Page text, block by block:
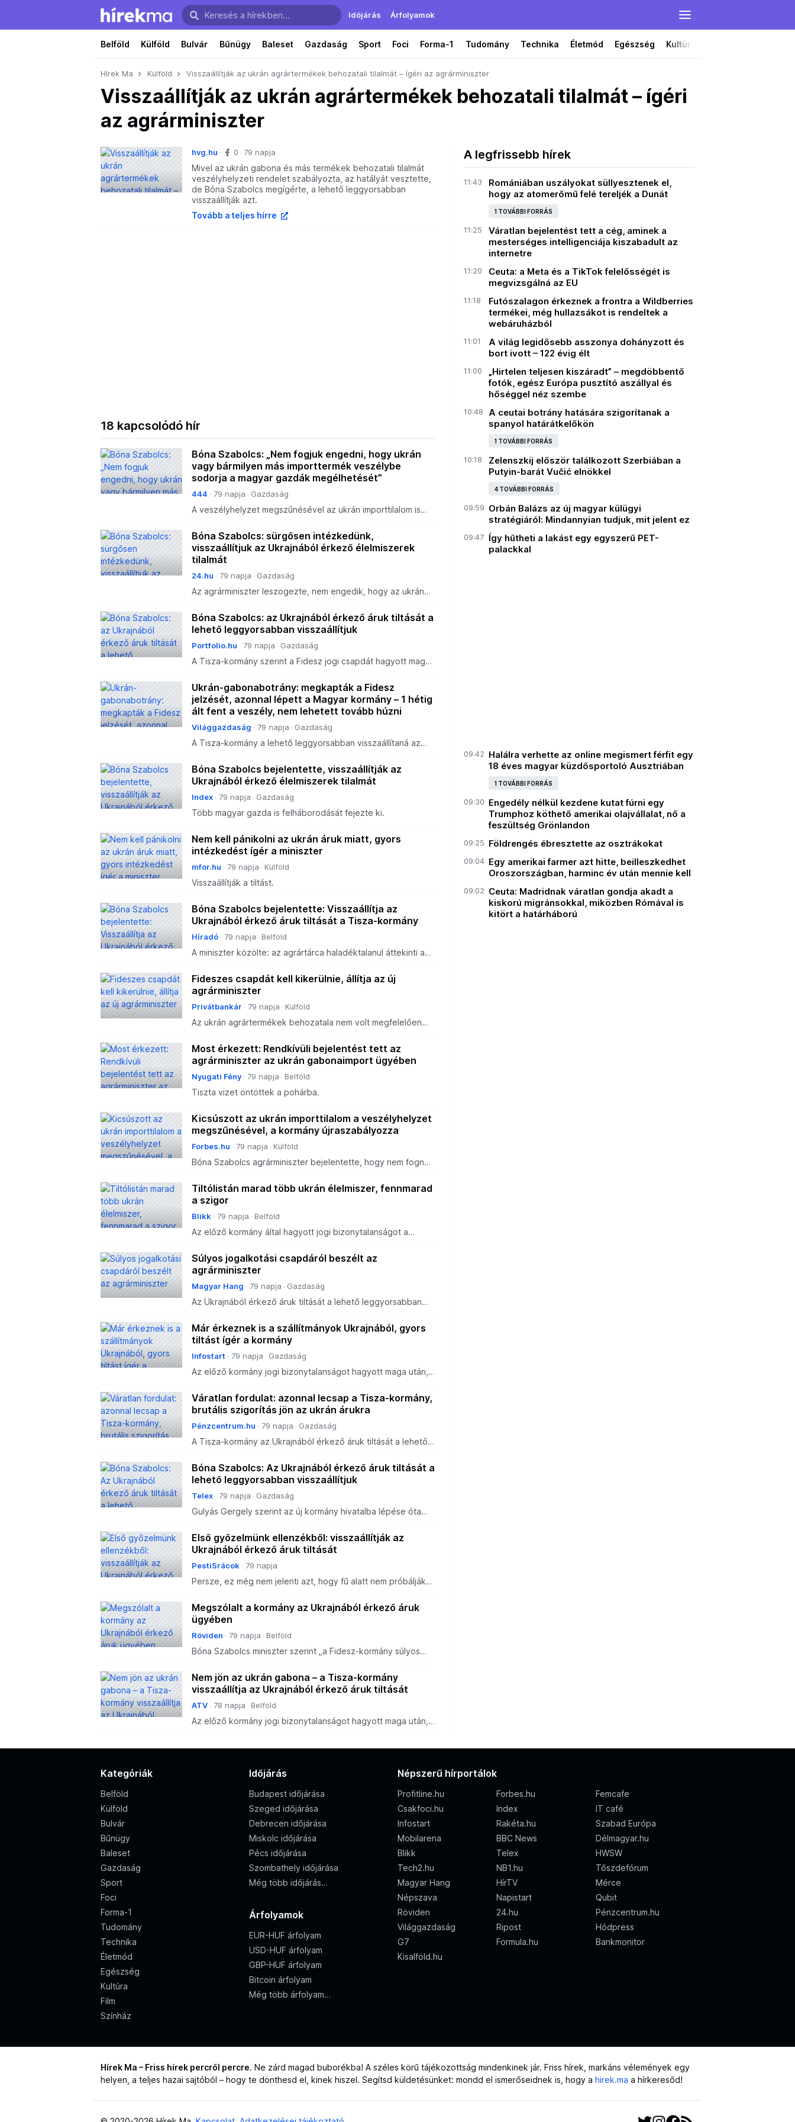
Időjárás Árfolyamok
Belföld Külföld Bulvár Bűnügy Baleset Gazdaság Sport Foci Forma-1 Tudomány Technika Életmód Egészség Kultúra
Hírek Ma Külföld Visszaállítják az ukrán agrártermékek behozatali tilalmát – ígéri az agrárminiszter
Visszaállítják az ukrán agrártermékek behozatali tilalmát – ígéri
az agrárminiszter
hvg.hu 0 79 napja
Mivel az ukrán gabona és más termékek behozatali tilalmát
veszélyhelyzeti rendelet szabályozta, az hatályát vesztette,
de Bóna Szabolcs megígérte, a lehető leggyorsabban
visszaállítják azt.
Tovább a teljes hírre
18 kapcsolódó hír
Bóna Szabolcs: „Nem fogjuk engedni, hogy ukrán
vagy bármilyen más importtermék veszélybe
sodorja a magyar gazdák megélhetését”
444 79 napja Gazdaság
A veszélyhelyzet megszűnésével az ukrán importtilalom is
bizonytalanságot hagyott maga után.
Bóna Szabolcs: sürgősen intézkedünk,
visszaállítjuk az Ukrajnából érkező élelmiszerek
tilalmát
24.hu 79 napja Gazdaság
Az agrárminiszter leszögezte, nem engedik, hogy az ukrán
megélhetését és a magyar emberek egészségét.
Bóna Szabolcs: az Ukrajnából érkező áruk tiltását a
lehető leggyorsabban visszaállítjuk
Portfolio.hu 79 napja Gazdaság
A Tisza-kormány szerint a Fidesz jogi csapdát hagyott maga
védelméről beszéltek, nem biztosították törvényi szinte
Ukrán-gabonabotrány: megkapták a Fidesz
jelzését, azonnal lépett a Magyar kormány – 1 hétig
ált fent a veszély, nem lehetett tovább húzni
Világgazdaság 79 napja Gazdaság
A Tisza-kormány a lehető leggyorsabban visszaállítaná az
megszüntetve az előző kormány által hátrahagyott jogi bizon
Bóna Szabolcs bejelentette, visszaállítják az
Ukrajnából érkező élelmiszerek tilalmát
Index 79 napja Gazdaság
Több magyar gazda is felháborodását fejezte ki.
Nem kell pánikolni az ukrán áruk miatt, gyors
intézkedést ígér a miniszter
mfor.hu 79 napja Külföld
Visszaállítják a tiltást.
Bóna Szabolcs bejelentette: Visszaállítja az
Ukrajnából érkező áruk tiltását a Tisza-kormány
Híradó 79 napja Belföld
A miniszter közölte: az agrártárca haladéktalanul áttekinti a
Fideszes csapdát kell kikerülnie, állítja az új
agrárminiszter
Privátbankár 79 napja Külföld
Az ukrán agrártermékek behozatala nem volt megfelelően
Most érkezett: Rendkívüli bejelentést tett az
agrárminiszter az ukrán gabonaimport ügyében
Nyugati Fény 79 napja Belföld
Tiszta vizet öntöttek a pohárba.
Kicsúszott az ukrán importtilalom a veszélyhelyzet
megszűnésével, a kormány újraszabályozza
Forbes.hu 79 napja Külföld
Bóna Szabolcs agrárminiszter bejelentette, hogy nem fognak
Tiltólistán marad több ukrán élelmiszer, fennmarad
a szigor
Blikk 79 napja Belföld
Az előző kormány által hagyott jogi bizonytalanságot a
áruk tiltását a lehető leggyorsabban visszaállítja – köz
Súlyos jogalkotási csapdáról beszélt az
agrárminiszter
Magyar Hang 79 napja Gazdaság
Az Ukrajnából érkező áruk tiltását a lehető leggyorsabban
Már érkeznek is a szállítmányok Ukrajnából, gyors
tiltást ígér a kormány
Infostart 79 napja Gazdaság
Az előző kormány jogi bizonytalanságot hagyott maga után,
és az Ukrajnából érkező áruk tiltását a lehető leggy
Váratlan fordulat: azonnal lecsap a Tisza-kormány,
brutális szigorítás jön az ukrán árukra
Pénzcentrum.hu 79 napja Gazdaság
A Tisza-kormány az Ukrajnából érkező áruk tiltását a lehető
Bóna Szabolcs: Az Ukrajnából érkező áruk tiltását a
lehető leggyorsabban visszaállítjuk
Telex 79 napja Gazdaság
Gulyás Gergely szerint az új kormány hivatalba lépése óta
magyarországi importját.
Első győzelmünk ellenzékből: visszaállítják az
Ukrajnából érkező áruk tiltását
PestiSrácok 79 napja
Persze, ez még nem jelenti azt, hogy fű alatt nem próbálják
jelzi, hogy nem vagyunk tehetetlenek.
Megszólalt a kormány az Ukrajnából érkező áruk
ügyében
Röviden 79 napja Belföld
Bóna Szabolcs miniszter szerint „a Fidesz-kormány súlyos
visszaállítják az Ukrajnából érkező áruk tiltását.
Nem jön az ukrán gabona – a Tisza-kormány
visszaállítja az Ukrajnából érkező áruk tiltását
ATV 78 napja Belföld
Az előző kormány jogi bizonytalanságot hagyott maga után,
A legfrissebb hírek
11:43
Romániában uszályokat süllyesztenek el,
hogy az atomerőmű felé tereljék a Dunát
1 TOVÁBBI FORRÁS
11:25
Váratlan bejelentést tett a cég, aminek a
mesterséges intelligenciája kiszabadult az
internetre
11:20
Ceuta: a Meta és a TikTok felelősségét is
megvizsgálná az EU
11:18
Futószalagon érkeznek a frontra a Wildberries
termékei, még hullazsákot is rendeltek a
webáruházból
11:01
A világ legidősebb asszonya dohányzott és
bort ivott – 122 évig élt
11:00
„Hirtelen teljesen kiszáradt” – megdöbbentő
fotók, egész Európa pusztító aszállyal és
hőséggel néz szembe
10:48
A ceutai botrány hatására szigorítanak a
spanyol határátkelőkön
1 TOVÁBBI FORRÁS
10:18
Zelenszkij először találkozott Szerbiában a
Putyin-barát Vučić elnökkel
4 TOVÁBBI FORRÁS
09:59 Orbán Balázs az új magyar külügyi
stratégiáról: Mindannyian tudjuk, mit jelent ez
09:47 Így hűtheti a lakást egy egyszerű PET-
palackkal
09:42 Halálra verhette az online megismert férfit egy
18 éves magyar küzdősportoló Ausztriában
1 TOVÁBBI FORRÁS
09:30 Engedély nélkül kezdene kutat fúrni egy
Trumphoz köthető amerikai olajvállalat, nő a
feszültség Grönlandon
09:25 Földrengés ébresztette az osztrákokat
09:04 Egy amerikai farmer azt hitte, beilleszkedhet
Oroszországban, harminc év után mennie kell
09:02 Ceuta: Madridnak váratlan gondja akadt a
kiskorú migránsokkal, miközben Rómával is
kitört a határháború
Kategóriák
Belföld
Külföld
Bulvár
Bűnügy
Baleset
Gazdaság
Sport
Foci
Forma-1
Tudomány
Technika
Életmód
Egészség
Kultúra
Film
Színház
Időjárás
Budapest időjárása
Szeged időjárása
Debrecen időjárása
Miskolc időjárása
Pécs időjárása
Szombathely időjárása
Még több időjárás…
Árfolyamok
EUR-HUF árfolyam
USD-HUF árfolyam
GBP-HUF árfolyam
Bitcoin árfolyam
Még több árfolyam…
Népszerű hírportálok
Profitline.hu Forbes.hu
Femcafe
Csakfoci.hu
Index
IT café
Infostart
Rakéta.hu
Szabad Európa
Mobilarena
BBC News
Délmagyar.hu
Blikk
Telex
HWSW
Tech2.hu
NB1.hu
Tőszdefórum
Magyar Hang
HírTV
Mérce
Népszava
Napistart
Qubit
Röviden
24.hu
Pénzcentrum.hu
Világgazdaság
Ripost
Hódpress
G7
Formula.hu
Bankmonitor
Kisalföld.hu
Hírek Ma – Friss hírek percről percre. Ne zárd magad buborékba! A széles körű tájékozottság mindenkinek jár. Friss hírek, markáns vélemények egy
helyen, a teljes hazai sajtóból – hogy te dönthesd el, kinek hiszel. Segítsd küldetésünket: mondd el ismerőseidnek is, hogy a hirek.ma a hírkeresőd!